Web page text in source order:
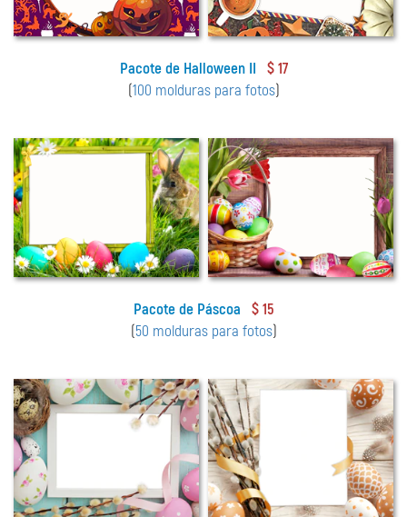
Pacote de Halloween II
$ 17
(100 molduras para fotos)
Pacote de Páscoa
$ 15
(50 molduras para fotos)